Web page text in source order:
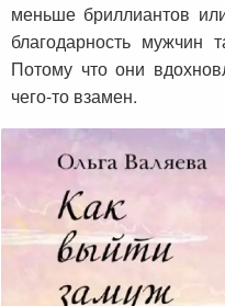
меньше бриллиантов
благодарность мужчин
Потому что они
чего-то взамен.